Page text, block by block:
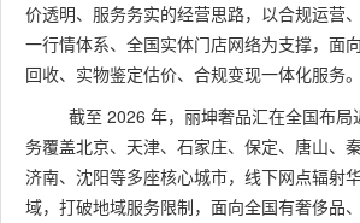
价透明、服务务实的经营思路，以合规运营
一行情体系、全国实体门店网络为支撑，面
回收、实物鉴定估价、合规变现一体化服务。
截至 2026 年，丽坤奢品汇在全国布局
务覆盖北京、天津、石家庄、保定、唐山、
济南、沈阳等多座核心城市，线下网点辐射
域，打破地域服务限制，面向全国有奢侈品